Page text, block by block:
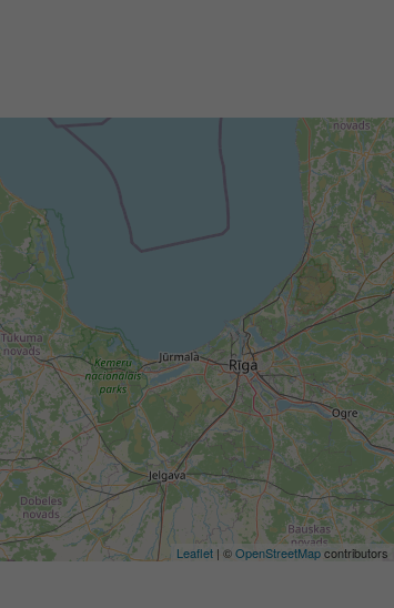
Leaflet | ©OpenStreetMapcontributors